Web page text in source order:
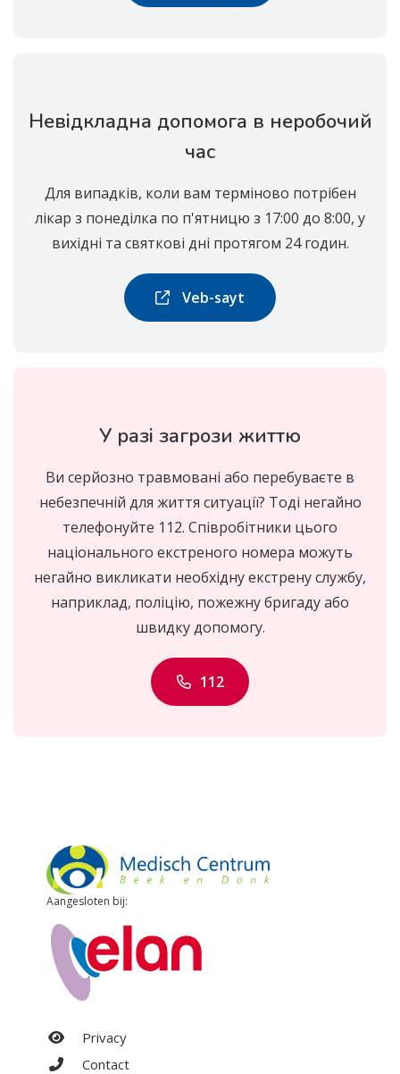
Невідкладна допомога в неробочий
час
Для випадків, коли вам терміново потрібен
лікар з понеділка по п'ятницю з 17:00 до 8:00, у
вихідні та святкові дні протягом 24 годин.
Veb-sayt
У разі загрози життю
Ви серйозно травмовані або перебуваєте в
небезпечній для життя ситуації? Тоді негайно
телефонуйте 112. Співробітники цього
національного екстреного номера можуть
негайно викликати необхідну екстрену службу,
наприклад, поліцію, пожежну бригаду або
швидку допомогу.
112
Aangesloten bij:
Privacy
Contact